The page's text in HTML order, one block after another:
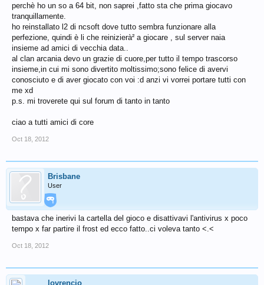
perchè ho un so a 64 bit, non saprei ,fatto sta che prima giocavo
tranquillamente.
ho reinstallato l2 di ncsoft dove tutto sembra funzionare alla
perfezione, quindi è li che reinizierà² a giocare , sul server naia
insieme ad amici di vecchia data..
al clan arcania devo un grazie di cuore,per tutto il tempo trascorso
insieme,in cui mi sono divertito moltissimo;sono felice di avervi
conosciuto e di aver giocato con voi :d anzi vi vorrei portare tutti con
me xd
p.s. mi troverete qui sul forum di tanto in tanto
ciao a tutti amici di core
Oct 18, 2012
Brisbane
User
bastava che inerivi la cartella del gioco e disattivavi l'antivirus x poco
tempo x far partire il frost ed ecco fatto..ci voleva tanto <.<
Oct 18, 2012
lovrencio